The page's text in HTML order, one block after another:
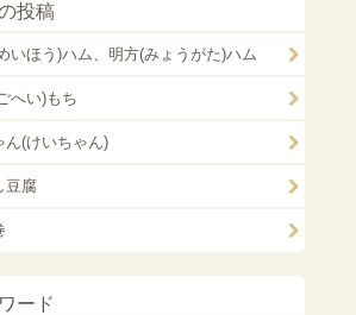
投稿
いほう)ハム、明方(みょうがた)ハム
へい)もち
ん(けいちゃん)
豆腐
ード